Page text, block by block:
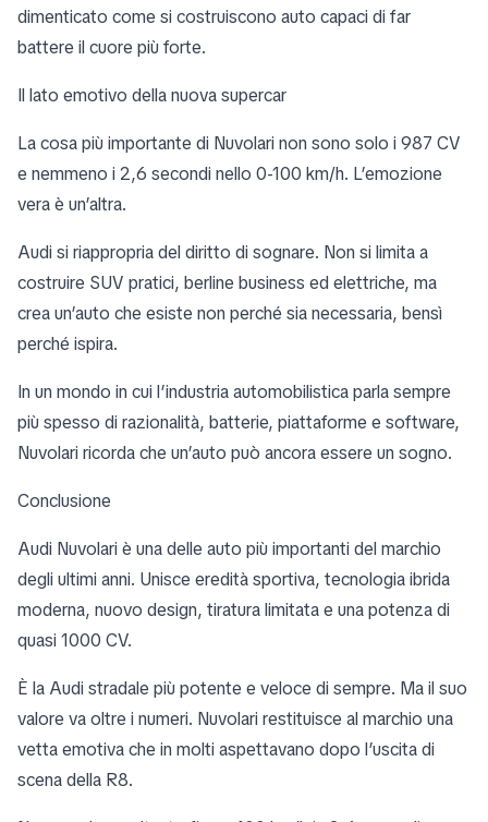
dimenticato come si costruiscono auto capaci di far
battere il cuore più forte.
Il lato emotivo della nuova supercar
La cosa più importante di Nuvolari non sono solo i 987 CV
e nemmeno i 2,6 secondi nello 0-100 km/h. L’emozione
vera è un’altra.
Audi si riappropria del diritto di sognare. Non si limita a
costruire SUV pratici, berline business ed elettriche, ma
crea un’auto che esiste non perché sia necessaria, bensì
perché ispira.
In un mondo in cui l’industria automobilistica parla sempre
più spesso di razionalità, batterie, piattaforme e software,
Nuvolari ricorda che un’auto può ancora essere un sogno.
Conclusione
Audi Nuvolari è una delle auto più importanti del marchio
degli ultimi anni. Unisce eredità sportiva, tecnologia ibrida
moderna, nuovo design, tiratura limitata e una potenza di
quasi 1000 CV.
È la Audi stradale più potente e veloce di sempre. Ma il suo
valore va oltre i numeri. Nuvolari restituisce al marchio una
vetta emotiva che in molti aspettavano dopo l’uscita di
scena della R8.